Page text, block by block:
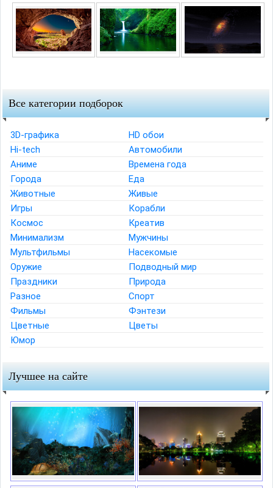
Все категории подборок
3D-графика
HD обои
Hi-tech
Автомобили
Аниме
Времена года
Города
Еда
Животные
Живые
Игры
Корабли
Космос
Креатив
Минимализм
Мужчины
Мультфильмы
Насекомые
Оружие
Подводный мир
Праздники
Природа
Разное
Спорт
Фильмы
Фэнтези
Цветные
Цветы
Юмор
Лучшее на сайте